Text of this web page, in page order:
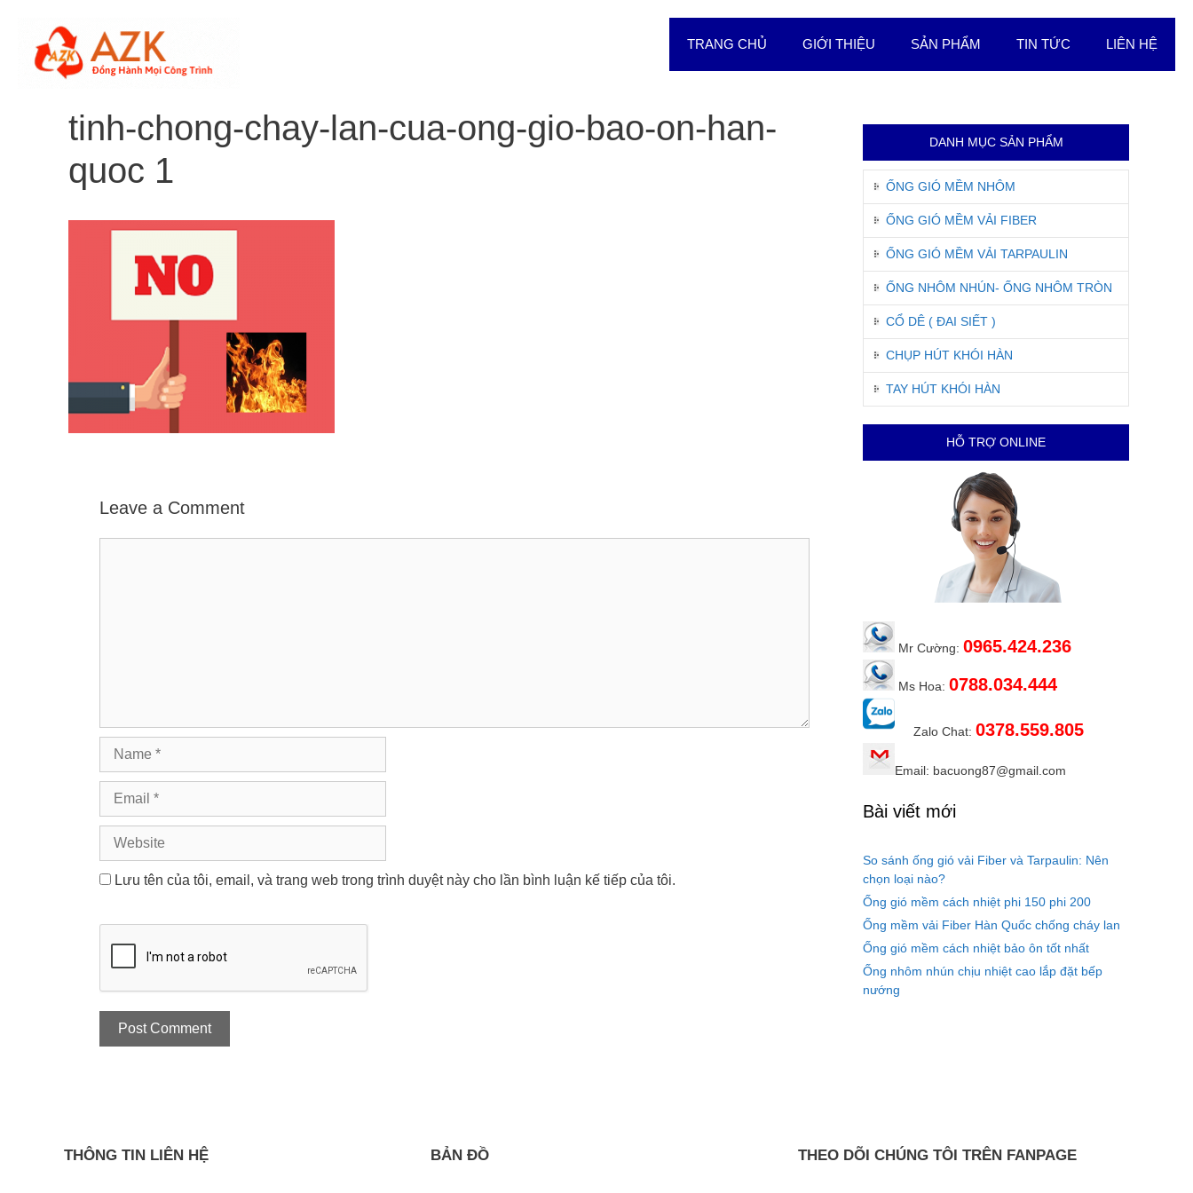
content
TRANG CHỦ GIỚI THIỆU SẢN PHẨM TIN TỨC LIÊN HỆ
tinh-chong-chay-lan-cua-ong-gio-bao-on-han-
quoc 1
Leave a Comment
Name
Email
Website
Lưu tên của tôi, email, và trang web trong trình duyệt này cho lần bình luận kế tiếp của tôi.
DANH MỤC SẢN PHẨM
ỐNG GIÓ MỀM NHÔM
ỐNG GIÓ MỀM VẢI FIBER
ỐNG GIÓ MỀM VẢI TARPAULIN
ỐNG NHÔM NHÚN- ỐNG NHÔM TRÒN
CỔ DÊ ( ĐAI SIẾT )
CHỤP HÚT KHÓI HÀN
TAY HÚT KHÓI HÀN
HỖ TRỢ ONLINE
Mr Cường: 0965.424.236
Ms Hoa: 0788.034.444
Zalo Chat: 0378.559.805
Email: bacuong87@gmail.com
Bài viết mới
So sánh ống gió vải Fiber và Tarpaulin: Nên
chọn loại nào?
Ống gió mềm cách nhiệt phi 150 phi 200
Ống mềm vải Fiber Hàn Quốc chống cháy lan
Ống gió mềm cách nhiệt bảo ôn tốt nhất
Ống nhôm nhún chịu nhiệt cao lắp đặt bếp
nướng
THÔNG TIN LIÊN HỆ BẢN ĐỒ THEO DÕI CHÚNG TÔI TRÊN FANPAGE